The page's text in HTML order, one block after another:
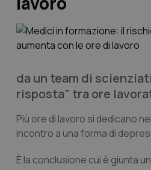
da un team di
risposta” tra ore
Più ore di lavoro si dedicano
incontro a una forma di
È la conclusione cui è giunta